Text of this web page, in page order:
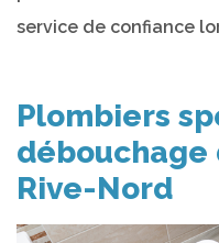
service de confiance
Plombiers
débouchage
Rive-Nord